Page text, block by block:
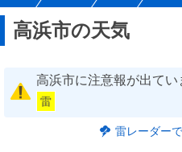
高浜市の天気
高浜市に注意報が出てい
雷
雷レーダー